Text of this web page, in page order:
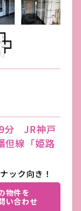
9分 JR神戸
但線「姫路
ック向き！
物件を
い合わせ